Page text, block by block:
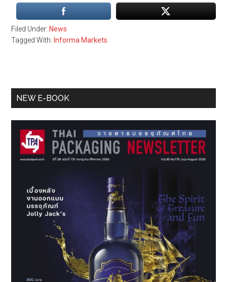
Filed Under: News
Tagged With: Informa Markets
Primary
NEW E-BOOK